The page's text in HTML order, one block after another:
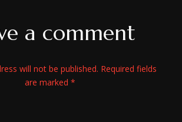
a comment
will not be published. Required fields
are marked *